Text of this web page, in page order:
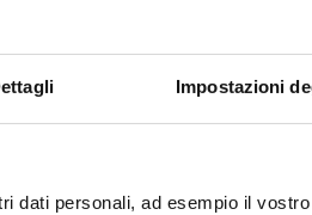
Impostazioni
dati personali, ad esempio il
post-chirurgiche, radicolopatie
dolorose, come la
principali di dolore neuropatico.